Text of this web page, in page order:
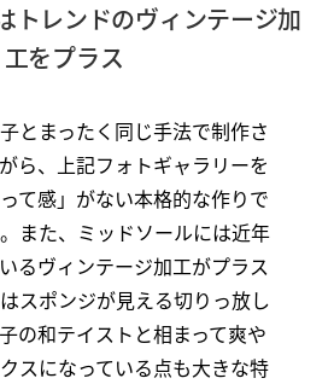
トレンドのヴィンテージ加
工をプラス
とまったく同じ手法で制作さ
ら、上記フォトギャラリーを
て感」がない本格的な作りで
また、ミッドソールには近年
るヴィンテージ加工がプラス
スポンジが見える切りっ放し
の和テイストと相まって爽や
スになっている点も大きな特